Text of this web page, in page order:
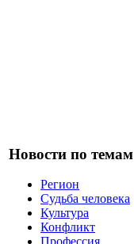
Новости по темам
Регион
Судьба человека
Культура
Конфликт